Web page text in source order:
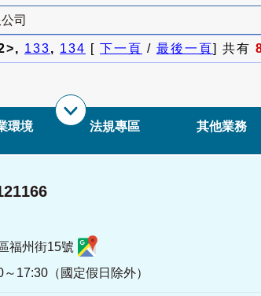
司
133, 134 [ 下一頁 / 最後一頁] 共有
環境 法規專區 其他業務
福州街15號
17:30（國定假日除外）